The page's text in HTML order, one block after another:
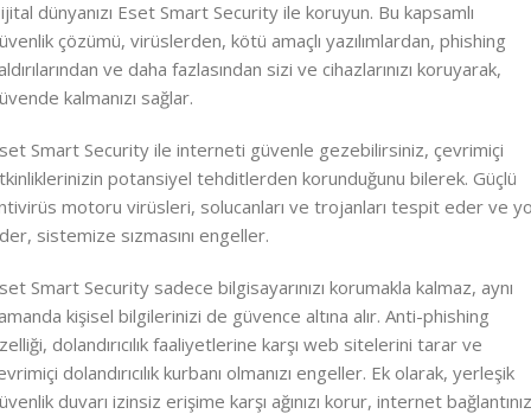
dünyanızı Eset Smart Security ile koruyun. Bu kapsamlı
çözümü, virüslerden, kötü amaçlı yazılımlardan, phishing
ve daha fazlasından sizi ve cihazlarınızı koruyarak,
kalmanızı sağlar.
Smart Security ile interneti güvenle gezebilirsiniz, çevrimiçi
potansiyel tehditlerden korunduğunu bilerek. Güçlü
motoru virüsleri, solucanları ve trojanları tespit eder ve
sistemize sızmasını engeller.
Smart Security sadece bilgisayarınızı korumakla kalmaz, aynı
kişisel bilgilerinizi de güvence altına alır. Anti-phishing
dolandırıcılık faaliyetlerine karşı web sitelerini tarar ve
dolandırıcılık kurbanı olmanızı engeller. Ek olarak, yerleşik
duvarı izinsiz erişime karşı ağınızı korur, internet